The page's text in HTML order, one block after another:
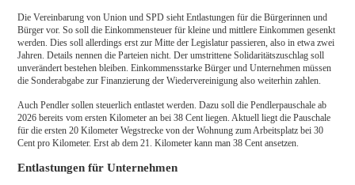
Die Vereinbarung von Union und SPD sieht Entlastungen für die Bürgerinnen und
Bürger vor. So soll die Einkommensteuer für kleine und mittlere Einkommen gesenkt
werden. Dies soll allerdings erst zur Mitte der Legislatur passieren, also in etwa zwei
Jahren. Details nennen die Parteien nicht. Der umstrittene Solidaritätszuschlag soll
unverändert bestehen bleiben. Einkommensstarke Bürger und Unternehmen müssen
die Sonderabgabe zur Finanzierung der Wiedervereinigung also weiterhin zahlen.
Auch Pendler sollen steuerlich entlastet werden. Dazu soll die Pendlerpauschale ab
2026 bereits vom ersten Kilometer an bei 38 Cent liegen. Aktuell liegt die Pauschale
für die ersten 20 Kilometer Wegstrecke von der Wohnung zum Arbeitsplatz bei 30
Cent pro Kilometer. Erst ab dem 21. Kilometer kann man 38 Cent ansetzen.
Entlastungen für Unternehmen